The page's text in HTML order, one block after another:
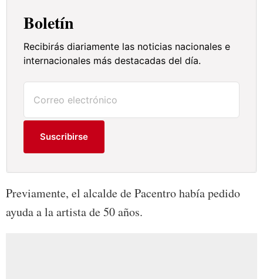
Boletín
Recibirás diariamente las noticias nacionales e
internacionales más destacadas del día.
Suscribirse
Previamente, el alcalde de Pacentro había pedido
ayuda a la artista de 50 años.